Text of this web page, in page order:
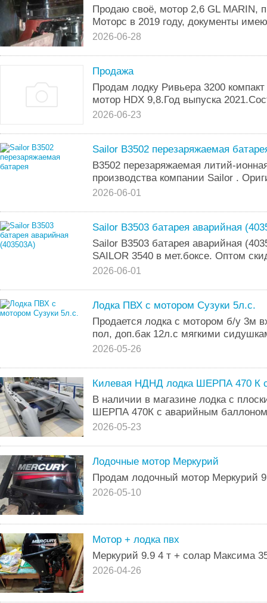
Продаю своё, мотор 2,6 GL MARIN,
Моторс в 2019 году, документы
2026-06-28
Продажа
Продам лодку Ривьера 3200
мотор HDX 9,8.Год выпуска
2026-06-23
Sailor B3502 перезаряжаемая
B3502 перезаряжаемая литий-
производства компании Sailor .
2026-06-01
Sailor B3503 батарея аварийная
Sailor B3503 батарея аварийная
SAILOR 3540 в мет.боксе. Оптом
2026-06-01
Лодка ПВХ с мотором Сузуки 5л.с.
Продается лодка с мотором б/у 3м
пол, доп.бак 12л.с мягкими
2026-05-26
Килевая НДНД лодка ШЕРПА 470 К
В наличии в магазине лодка с
ШЕРПА 470К с аварийным
2026-05-23
Лодочные мотор Меркурий
Продам лодочный мотор Меркурий
2026-05-10
Мотор + лодка пвх
Меркурий 9.9 4 т + солар Максима
2026-04-26